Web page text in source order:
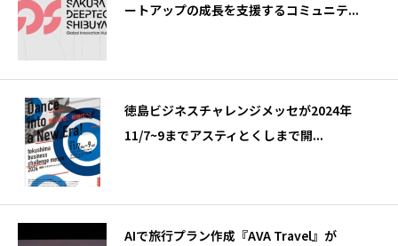
ートアップの成長を支援するコミュニテ...
徳島ビジネスチャレンジメッセが2024年
11/7~9までアスティとくしまで開...
AIで旅行プラン作成『AVA Travel』が